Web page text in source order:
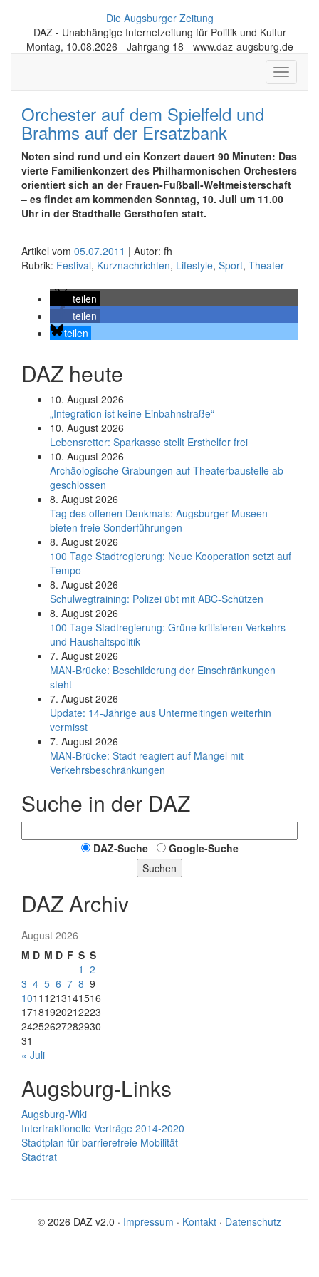
Die Augsburger Zeitung
DAZ - Unabhängige Internetzeitung für Politik und Kultur
Montag, 10.08.2026 - Jahrgang 18 - www.daz-augsburg.de
Toggle
Orchester auf dem Spielfeld und
Brahms auf der Ersatzbank
Noten sind rund und ein Konzert dauert 90 Minuten: Das
vierte Familienkonzert des Philharmonischen Orchesters
orientiert sich an der Frauen-Fußball-Weltmeisterschaft
– es findet am kommenden Sonntag, 10. Juli um 11.00
Uhr in der Stadthalle Gersthofen statt.
Artikel vom 05.07.2011 | Autor: fh
Rubrik: Festival, Kurznachrichten, Lifestyle, Sport, Theater
teilen
teilen
teilen
DAZ heute
10. August 2026
„Integration ist keine Einbahnstraße“
10. August 2026
Le­bens­ret­ter: Spar­kas­se stellt Erst­hel­fer frei
10. August 2026
Ar­chäo­lo­gi­sche Gra­bun­gen auf Thea­ter­bau­stel­le ab­
ge­schlos­sen
8. August 2026
Tag des offenen Denkmals: Augsburger Museen
bieten freie Sonderführungen
8. August 2026
100 Tage Stadtregierung: Neue Kooperation setzt auf
Tempo
8. August 2026
Schul­weg­trai­ning: Poli­zei übt mit ABC-Schüt­zen
8. August 2026
100 Tage Stadtregierung: Grüne kritisieren Verkehrs-
und Haushaltspolitik
7. August 2026
MAN-Brücke: Beschilderung der Einschränkungen
steht
7. August 2026
Update: 14-Jährige aus Untermeitingen weiterhin
vermisst
7. August 2026
MAN-Brücke: Stadt reagiert auf Mängel mit
Verkehrsbeschränkungen
Suche in der DAZ
DAZ-Suche
Google-Suche
Suchen
DAZ Archiv
August 2026
M D M D F S S
1 2
3 4 5 6 7 8 9
1011 1213141516
17181920212223
24252627282930
31
« Juli
Augsburg-Links
Augsburg-Wiki
Interfraktionelle Verträge 2014-2020
Stadtplan für barrierefreie Mobilität
Stadtrat
© 2026 DAZ v2.0 · Impressum · Kontakt · Datenschutz